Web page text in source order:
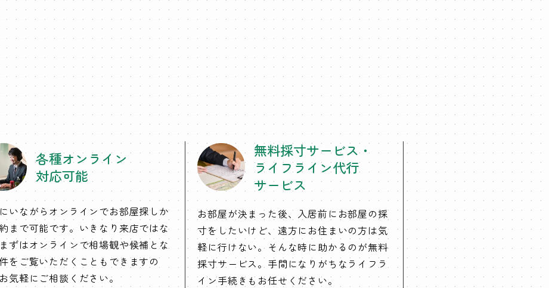
各種オンライン
対応可能
いながらオンラインでお部屋探しか
まで可能です。いきなり来店ではな
ずはオンラインで相場観や候補とな
をご覧いただくこともできますの
気軽にご相談ください。
無料採寸サービス・
ライフライン代行
サービス
お部屋が決まった後、入居前にお部屋の採
寸をしたいけど、遠方にお住まいの方は気
軽に行けない。そんな時に助かるのが無料
採寸サービス。手間になりがちなライフラ
イン手続きもお任せください。